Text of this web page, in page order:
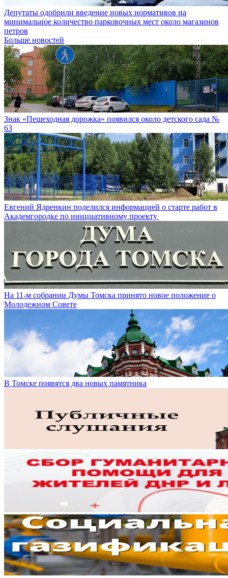
Депутаты одобрили введение новых нормативов на
минимальное количество парковочных мест около магазинов
петров
Больше новостей
Знак «Пешеходная дорожка» появился около детского сада №
63
Евгений Ядренкин поделился информацией о старте работ в
Академгородке по инициативному проекту
На 11-м собрании Думы Томска принято новое положение о
Молодежном Совете
В Томске появятся два новых памятника